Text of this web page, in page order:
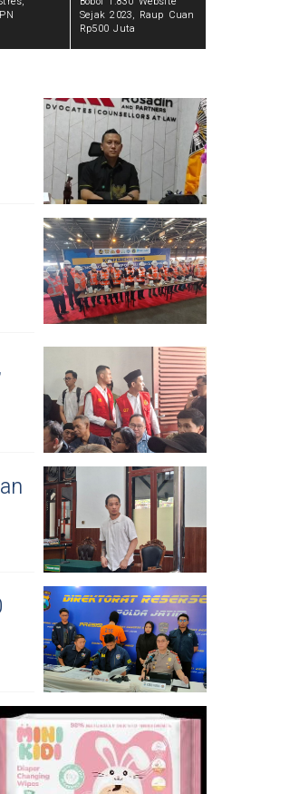
Sejak 2023, Raup Cuan
Rp500 Juta